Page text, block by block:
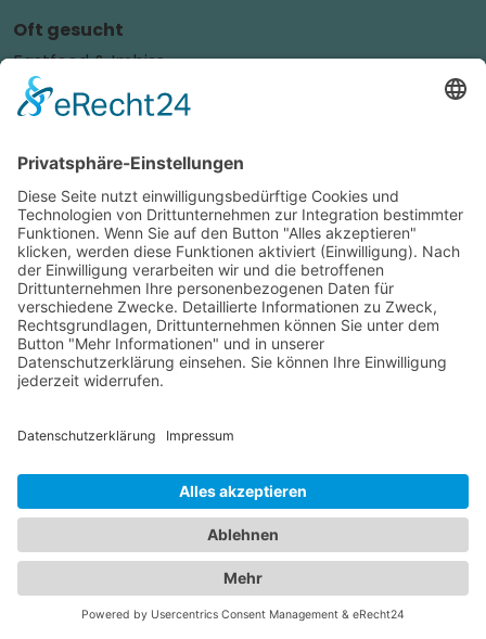
Oft gesucht
Fastfood & Imbiss
Getränkemarkt
Hausverwaltung
Kinderarzt
Personalvermittler
Weitere Sportvereine
Tierarzt
Zahnarzt
Tennis
Tankstelle
Tierbedarf
Parken
Sichern Sie sich die Vorteile von
erreichen Sie neue Kunden und bleiben Ihren
Bestandskunden in guter Erinnerung.
Schon ab günstigen 29,- € im Monat.
Jetzt informieren